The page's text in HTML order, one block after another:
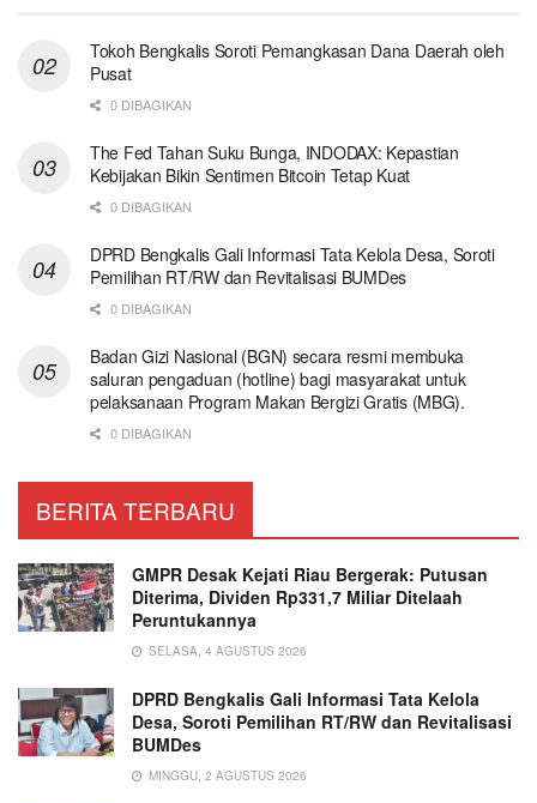
Tokoh Bengkalis Soroti Pemangkasan Dana Daerah oleh
Pusat
0 DIBAGIKAN
The Fed Tahan Suku Bunga, INDODAX: Kepastian
Kebijakan Bikin Sentimen Bitcoin Tetap Kuat
0 DIBAGIKAN
DPRD Bengkalis Gali Informasi Tata Kelola Desa, Soroti
Pemilihan RT/RW dan Revitalisasi BUMDes
0 DIBAGIKAN
Badan Gizi Nasional (BGN) secara resmi membuka
saluran pengaduan (hotline) bagi masyarakat untuk
pelaksanaan Program Makan Bergizi Gratis (MBG).
0 DIBAGIKAN
BERITA TERBARU
GMPR Desak Kejati Riau Bergerak: Putusan
Diterima, Dividen Rp331,7 Miliar Ditelaah
Peruntukannya
SELASA, 4 AGUSTUS 2026
DPRD Bengkalis Gali Informasi Tata Kelola
Desa, Soroti Pemilihan RT/RW dan Revitalisasi
BUMDes
MINGGU, 2 AGUSTUS 2026